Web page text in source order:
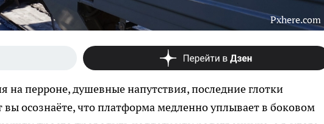
Pxhere.com
на перроне, душевные напутствия, последние глотки
осознаёте, что платформа медленно уплывает в боковом